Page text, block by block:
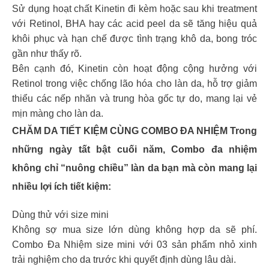
Sử dụng hoạt chất Kinetin đi kèm hoặc sau khi treatment
với Retinol, BHA hay các acid peel da sẽ tăng hiệu quả
khôi phục và hạn chế được tình trạng khô da, bong tróc
gần như thấy rõ.
Bên cạnh đó, Kinetin còn hoạt động cộng hưởng với
Retinol trong việc chống lão hóa cho làn da, hỗ trợ giảm
thiểu các nếp nhăn và trung hòa gốc tự do, mang lại vẻ
mịn màng cho làn da.
CHĂM DA TIẾT KIỆM CÙNG COMBO ĐA NHIỆM Trong
những ngày tất bật cuối năm, Combo đa nhiệm
không chỉ “nuông chiều” làn da bạn mà còn mang lại
nhiều lợi ích tiết kiệm:
Dùng thử với size mini
Không sợ mua size lớn dùng không hợp da sẽ phí.
Combo Đa Nhiệm size mini với 03 sản phẩm nhỏ xinh
trải nghiệm cho da trước khi quyết định dùng lâu dài.